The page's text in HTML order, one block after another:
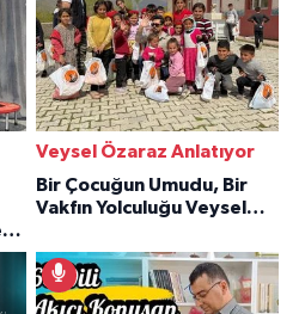
Veysel Özaraz Anlatıyor
Bir Çocuğun Umudu, Bir
Vakfın Yolculuğu Veysel